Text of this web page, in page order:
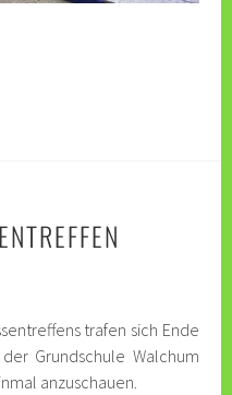
trafen sich Ende
Grundschule Walchum
anzuschauen.